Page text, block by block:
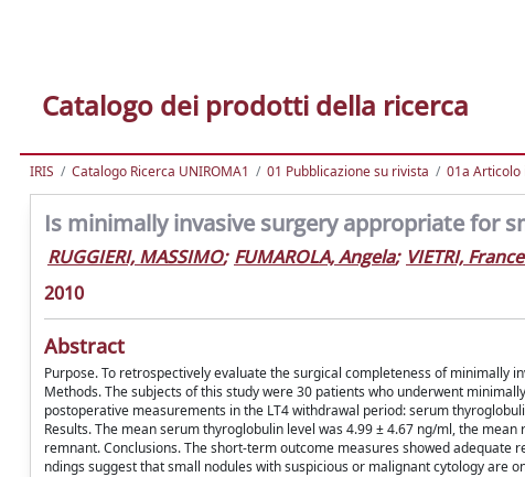
Catalogo dei prodotti della ricerca
IRIS Catalogo Ricerca UNIROMA1 01 Pubblicazione su rivista 01a Articolo
Is minimally invasive surgery appropriate for
RUGGIERI, MASSIMO; FUMAROLA, Angela; VIETRI,
2010
Abstract
Purpose. To retrospectively evaluate the surgical completeness of
Methods. The subjects of this study were 30 patients who underwent
postoperative measurements in the LT4 withdrawal period: serum
Results. The mean serum thyroglobulin level was 4.99 ± 4.67 ng/ml, the
remnant. Conclusions. The short-term outcome measures showed
ndings suggest that small nodules with suspicious or malignant cytology are